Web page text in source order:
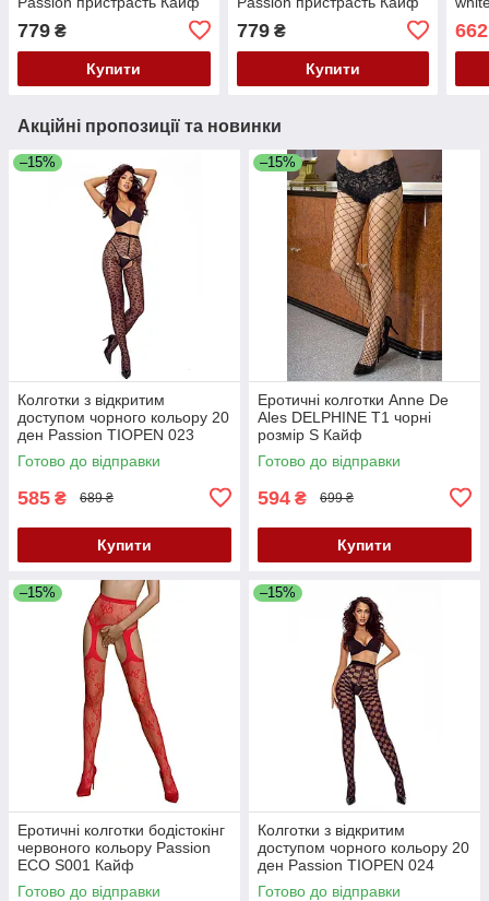
779 ₴
Купити
779₴
Купити
662
Акційні пропозиції та новинки
–15%
Колготки з відкритим
доступом чорного кольору 20
ден Passion TIOPEN 023
розміри 1/2 Кайф
Готово до відправки
585 ₴ 689 ₴
Купити
–15%
Еротичні колготки Anne De
Ales DELPHINE T1 чорні
розмір S Кайф
Готово до відправки
594 ₴ 699 ₴
Купити
–15%
Еротичні колготки бодістокінг
червоного кольору Passion
ECO S001 Кайф
Готово до відправки
–15%
Колготки з відкритим
доступом чорного кольору 20
ден Passion TIOPEN 024
розмір 5 Кайф
Готово до відправки